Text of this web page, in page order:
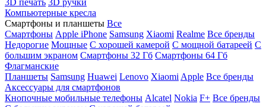
3D печать 3D ручки
Компьютерные кресла
Смартфоны и планшеты Все
Смартфоны Apple iPhone Samsung Xiaomi Realme Все бренды
Недорогие Мощные С хорошей камерой С мощной батареей С
большим экраном Смартфоны 32 Гб Смартфоны 64 Гб
Флагманские
Планшеты Samsung Huawei Lenovo Xiaomi Apple Все бренды
Аксессуары для смартфонов
Кнопочные мобильные телефоны Alcatel Nokia F+ Все бренды